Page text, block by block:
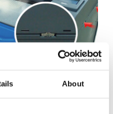
About
skapar ett perfekt
och få ut